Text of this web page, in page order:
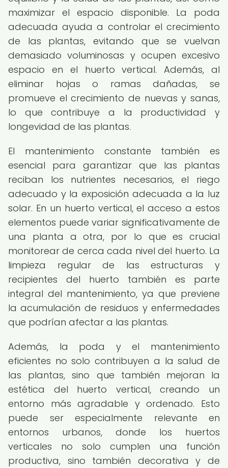
maximizar el espacio disponible. La poda
adecuada ayuda a controlar el crecimiento
de las plantas, evitando que se vuelvan
demasiado voluminosas y ocupen excesivo
espacio en el huerto vertical. Además, al
eliminar hojas o ramas dañadas, se
promueve el crecimiento de nuevas y sanas,
lo que contribuye a la productividad y
longevidad de las plantas.
El mantenimiento constante también es
esencial para garantizar que las plantas
reciban los nutrientes necesarios, el riego
adecuado y la exposición adecuada a la luz
solar. En un huerto vertical, el acceso a estos
elementos puede variar significativamente de
una planta a otra, por lo que es crucial
monitorear de cerca cada nivel del huerto. La
limpieza regular de las estructuras y
recipientes del huerto también es parte
integral del mantenimiento, ya que previene
la acumulación de residuos y enfermedades
que podrían afectar a las plantas.
Además, la poda y el mantenimiento
eficientes no solo contribuyen a la salud de
las plantas, sino que también mejoran la
estética del huerto vertical, creando un
entorno más agradable y ordenado. Esto
puede ser especialmente relevante en
entornos urbanos, donde los huertos
verticales no solo cumplen una función
productiva, sino también decorativa y de